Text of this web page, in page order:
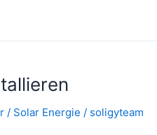
/ Solar Energie / soligyteam